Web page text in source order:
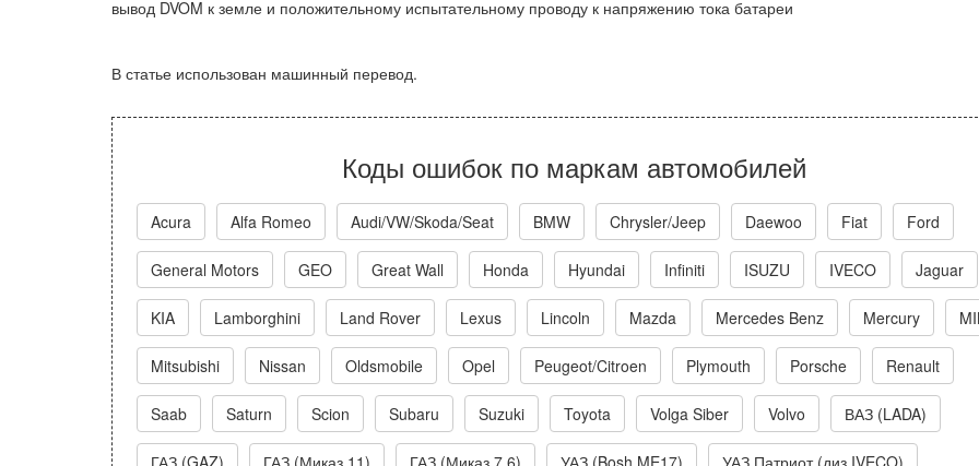
вывод DVOM к земле и положительному испытательному проводу к напряжению тока батареи
В статье использован машинный перевод.
Коды ошибок по маркам автомобилей
Acura Alfa Romeo Audi/VW/Skoda/Seat BMW Chrysler/Jeep Daewoo Fiat Ford
General Motors GEO Great Wall Honda Hyundai Infiniti ISUZU IVECO Jaguar
KIA Lamborghini Land Rover Lexus Lincoln Mazda Mercedes Benz Mercury
Mitsubishi Nissan Oldsmobile Opel Peugeot/Citroen Plymouth Porsche Renault
Saab Saturn Scion Subaru Suzuki Toyota Volga Siber Volvo ВАЗ (LADA)
ГАЗ (GAZ) ГАЗ (Миказ 11) ГАЗ (Миказ 7.6) УАЗ (Bosh ME17) УАЗ Патриот (диз.IVECO)